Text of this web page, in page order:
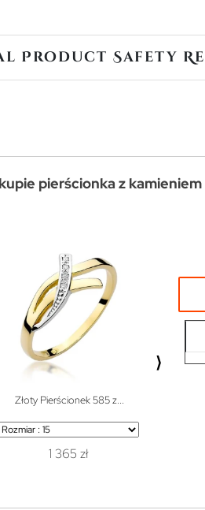
Product Safety
pierścionka z
Złoty Pierścionek 585 z...
1 365 zł
⟩